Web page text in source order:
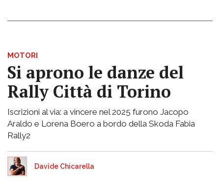
MOTORI
Si aprono le danze del
Rally Città di Torino
Iscrizioni al via: a vincere nel 2025 furono Jacopo
Araldo e Lorena Boero a bordo della Skoda Fabia
Rally2
Davide Chicarella